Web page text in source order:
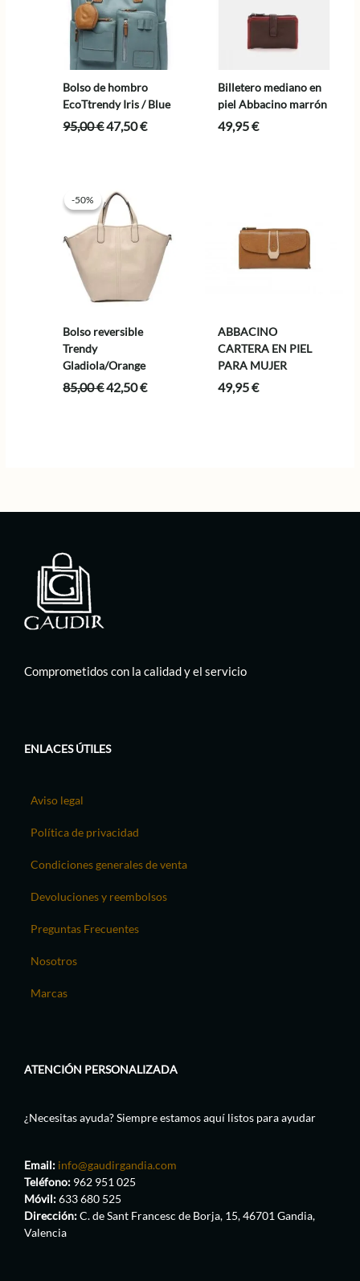
Bolso de hombro
EcoTtrendy Iris / Blue
95,00€El
95,00 €.
47,50€El
Billetero mediano en
piel Abbacino marrón
49,95€
-50%
-50%
Bolso reversible
Trendy
Gladiola/Orange
85,00€El
42,50€El
ABBACINO
CARTERA EN PIEL
PARA MUJER
49,95€
Comprometidos con la calidad y el servicio
ENLACES ÚTILES
Aviso legal
Política de privacidad
Condiciones generales de venta
Devoluciones y reembolsos
Preguntas Frecuentes
Nosotros
Marcas
ATENCIÓN PERSONALIZADA
¿Necesitas ayuda? Siempre estamos aquí listos para ayudar
Email: info@gaudirgandia.com
Teléfono: 962 951 025
Móvil:633 680 525
Dirección:C. de Sant Francesc de Borja, 15, 46701 Gandia,
Valencia